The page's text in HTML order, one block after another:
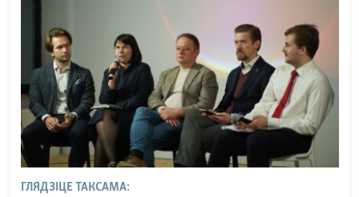
ГЛЯДЗІЦЕ ТАКСАМА: